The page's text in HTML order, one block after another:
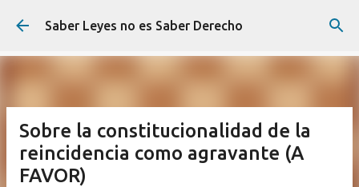
Ir al contenido principal
Saber Leyes no es Saber Derecho
Sobre la constitucionalidad de la
reincidencia como agravante (A
FAVOR)